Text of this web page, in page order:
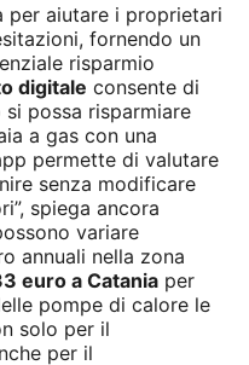
per aiutare i proprietari
fornendo un
risparmio
digitale consente di
possa risparmiare
a gas con una
permette di valutare
senza modificare
spiega ancora
variare
annuali nella zona
euro a Catania per
pompe di calore le
solo per il
per il